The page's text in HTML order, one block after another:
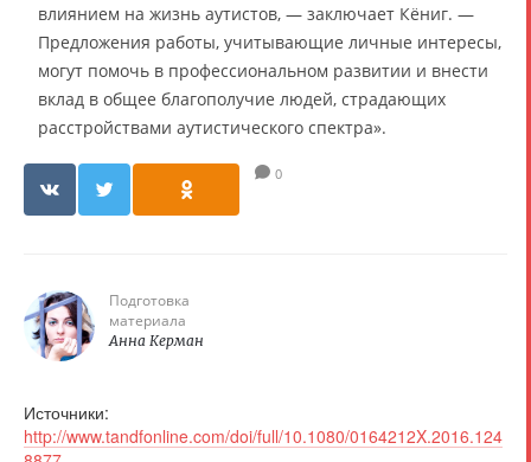
влиянием на жизнь аутистов, — заключает Кёниг. —
Предложения работы, учитывающие личные интересы,
могут помочь в профессиональном развитии и внести
вклад в общее благополучие людей, страдающих
расстройствами аутистического спектра».
0
Подготовка
материала
Анна Керман
Источники:
http://www.tandfonline.com/doi/full/10.1080/0164212X.2016.124